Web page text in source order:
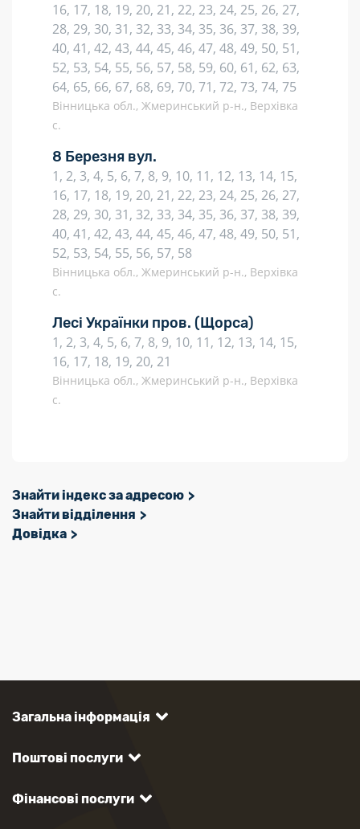
16, 17, 18, 19, 20, 21, 22, 23, 24, 25, 26, 27,
28, 29, 30, 31, 32, 33, 34, 35, 36, 37, 38, 39,
40, 41, 42, 43, 44, 45, 46, 47, 48, 49, 50, 51,
52, 53, 54, 55, 56, 57, 58, 59, 60, 61, 62, 63,
64, 65, 66, 67, 68, 69, 70, 71, 72, 73, 74, 75
Вінницька обл., Жмеринський р-н., Верхівка
с.
8 Березня вул.
1, 2, 3, 4, 5, 6, 7, 8, 9, 10, 11, 12, 13, 14, 15,
16, 17, 18, 19, 20, 21, 22, 23, 24, 25, 26, 27,
28, 29, 30, 31, 32, 33, 34, 35, 36, 37, 38, 39,
40, 41, 42, 43, 44, 45, 46, 47, 48, 49, 50, 51,
52, 53, 54, 55, 56, 57, 58
Вінницька обл., Жмеринський р-н., Верхівка
с.
Лесі Українки пров. (Щорса)
1, 2, 3, 4, 5, 6, 7, 8, 9, 10, 11, 12, 13, 14, 15,
16, 17, 18, 19, 20, 21
Вінницька обл., Жмеринський р-н., Верхівка
с.
Знайти індекс за адресою
Знайти відділення
Довідка
Загальна інформація
Поштові послуги
Фінансові послуги